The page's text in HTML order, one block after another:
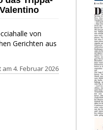
von
Gerichten aus
am 4. Februar 2026